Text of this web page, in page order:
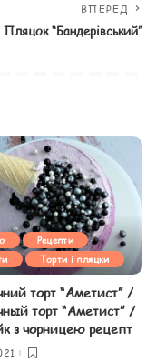
ВПЕРЕД
Пляцок “Бандерівський”
Рецепти
Торти і пляцки
торт “Аметист” /
торт “Аметист” /
з чорницею рецепт